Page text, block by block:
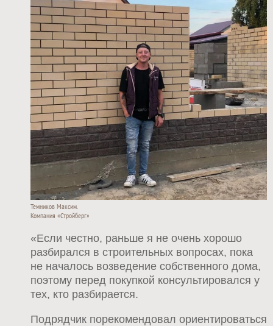
Темников Максим.
Компания «Стройберг»
«Если честно, раньше я не очень хорошо
разбирался в строительных вопросах, пока
не началось возведение собственного дома,
поэтому перед покупкой консультировался у
тех, кто разбирается.
Подрядчик порекомендовал ориентироваться